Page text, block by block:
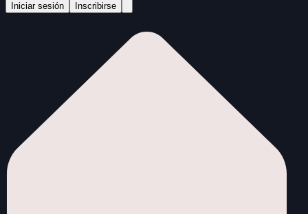
Iniciar sesión Inscribirse